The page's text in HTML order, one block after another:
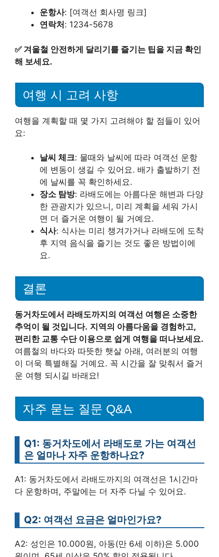
운항사: [여객선 회사명 링크]
연락처 : 1234-5678
✅ 겨울철 안전하게 달리기를 즐기는 팁을 지금 확인
해 보세요.
여행 시 고려 사항
여행을 계획할 때 몇 가지 고려해야 할 점들이 있어
요:
날씨 체크: 물때와 날씨에 따라 여객선 운항
에 변동이 생길 수 있어요. 배가 출발하기 전
에 날씨를 꼭 확인하세요.
장소 탐방: 라배도에는 아름다운 해변과 다양
한 관광지가 있으니, 미리 계획을 세워 가시
면 더 즐거운 여행이 될 거예요.
식사: 식사는 미리 챙겨가거나 라배도에 도착
후 지역 음식을 즐기는 것도 좋은 방법이에
요.
결론
동거차도에서 라배도까지의 여객선 여행은 소중한
추억이 될 것입니다. 지역의 아름다움을 경험하고,
편리한 교통 수단 이용으로 쉽게 여행을 떠나보세요.
여름철의 바다와 따뜻한 햇살 아래, 여러분의 여행
이 더욱 특별해질 거예요. 꼭 시간을 잘 맞춰서 즐거
운 여행 되시길 바래요!
자주 묻는 질문 Q&A
Q1: 동거차도에서 라배도로 가는 여객선
은 얼마나 자주 운항하나요?
A1: 동거차도에서 라배도까지의 여객선은 1시간마
다 운항하며, 주말에는 더 자주 다닐 수 있어요.
Q2: 여객선 요금은 얼마인가요?
A2: 성인은 10.000원, 아동(만 6세 이하)은 5.000